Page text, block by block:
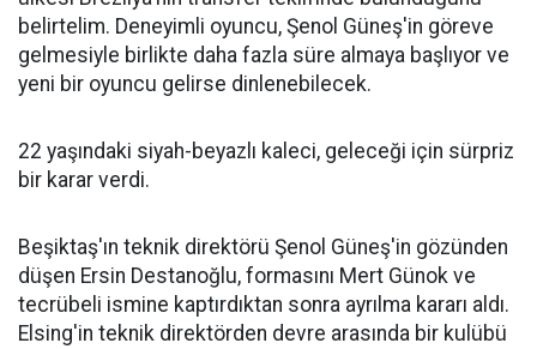
belirtelim. Deneyimli oyuncu, Şenol Güneş'in göreve
gelmesiyle birlikte daha fazla süre almaya başlıyor ve
yeni bir oyuncu gelirse dinlenebilecek.
22 yaşındaki siyah-beyazlı kaleci, geleceği için sürpriz
bir karar verdi.
Beşiktaş'ın teknik direktörü Şenol Güneş'in gözünden
düşen Ersin Destanoğlu, formasını Mert Günok ve
tecrübeli ismine kaptırdıktan sonra ayrılma kararı aldı.
Elsing'in teknik direktörden devre arasında bir kulübü